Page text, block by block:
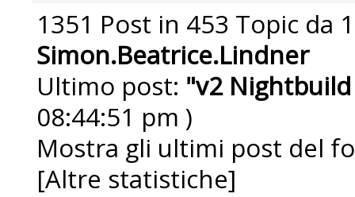
1351 Post in 453 Topic
Simon.Beatrice.Lindner
Ultimo post: "v2
08:44:51 pm )
Mostra gli ultimi post del
[Altre statistiche]